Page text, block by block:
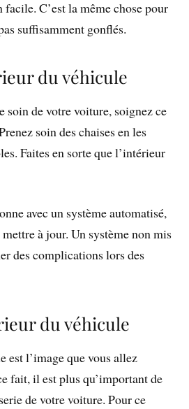
C’est la même chose pour
suffisamment gonflés.
du véhicule
soin de votre voiture, soignez ce
soin des chaises en les
Faites en sorte que l’intérieur
avec un système automatisé,
à jour. Un système non mis
des complications lors des
du véhicule
est l’image que vous allez
fait, il est plus qu’important de
de votre voiture. Pour ce